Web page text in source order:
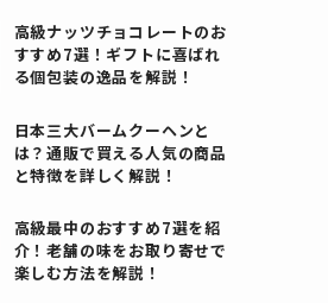
高級ナッツチョコレートのお
すすめ7選！ギフトに喜ばれ
る個包装の逸品を解説！
日本三大バームクーヘンと
は？通販で買える人気の商品
と特徴を詳しく解説！
高級最中のおすすめ7選を紹
介！老舗の味をお取り寄せで
楽しむ方法を解説！